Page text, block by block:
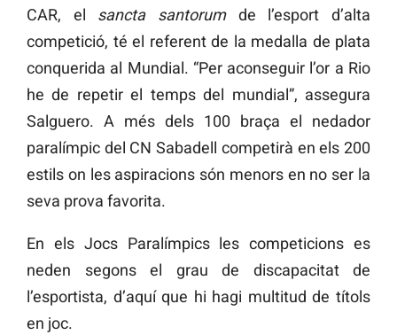
CAR, el sancta santorumde l’esport d’alta
competició, té el referent de la medalla de plata
conquerida al Mundial. “Per aconseguir l’or a Rio
he de repetir el temps del mundial”, assegura
Salguero. A més dels 100 braça el nedador
paralímpic del CN Sabadell competirà en els 200
estils on les aspiracions són menors en no ser la
seva prova favorita.
En els Jocs Paralímpics les competicions es
neden segons el grau de discapacitat de
l’esportista, d’aquí que hi hagi multitud de títols
en joc.